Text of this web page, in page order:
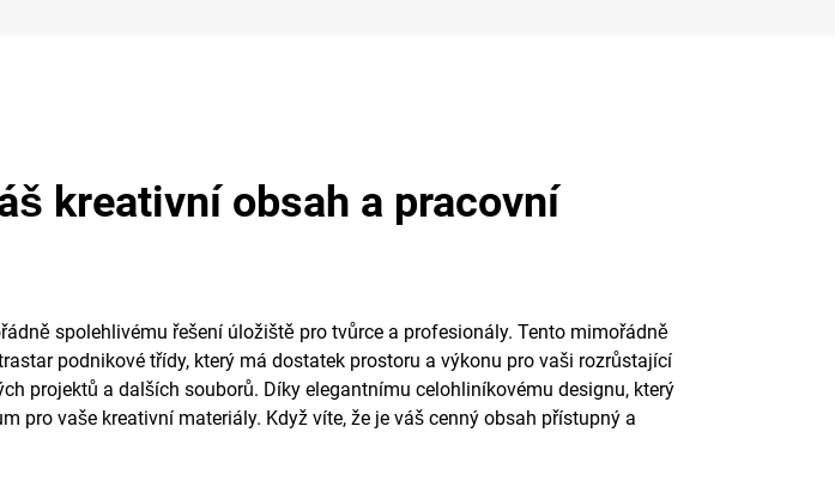
kreativní obsah a pracovní
spolehlivému řešení úložiště pro tvůrce a profesionály. Tento mimořádně
podnikové třídy, který má dostatek prostoru a výkonu pro vaši rozrůstající
projektů a dalších souborů. Díky elegantnímu celohliníkovému designu, který
pro vaše kreativní materiály. Když víte, že je váš cenný obsah přístupný a